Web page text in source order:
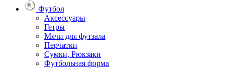
Футбол
Аксессуары
Гетры
Мячи для футзала
Перчатки
Сумки, Рюкзаки
Футбольная форма